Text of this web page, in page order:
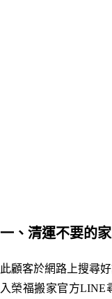
一、清運不要的
此顧客於網路上搜尋
入榮福搬家官方LINE